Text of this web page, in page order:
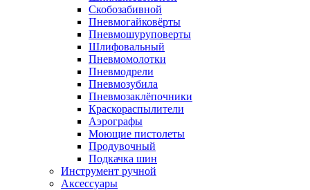
Скобозабивной
Пневмогайковёрты
Пневмошуруповерты
Шлифовальный
Пневмомолотки
Пневмодрели
Пневмозубила
Пневмозаклёпочники
Краскораспылители
Аэрографы
Моющие пистолеты
Продувочный
Подкачка шин
Инструмент ручной
Аксессуары